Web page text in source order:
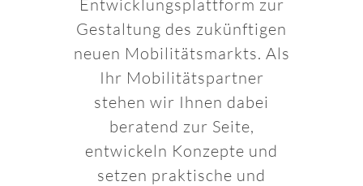
Entwicklungsplattform zur
Gestaltung des zukünftigen
neuen Mobilitätsmarkts. Als
Ihr Mobilitätspartner
stehen wir Ihnen dabei
beratend zur Seite,
entwickeln Konzepte und
setzen praktische und